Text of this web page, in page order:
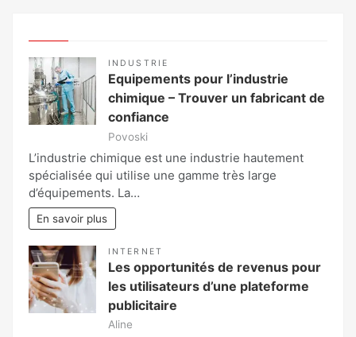
INDUSTRIE
Equipements pour l’industrie
chimique – Trouver un fabricant de
confiance
Povoski
L’industrie chimique est une industrie hautement
spécialisée qui utilise une gamme très large
d’équipements. La…
En savoir plus
INTERNET
Les opportunités de revenus pour
les utilisateurs d’une plateforme
publicitaire
Aline